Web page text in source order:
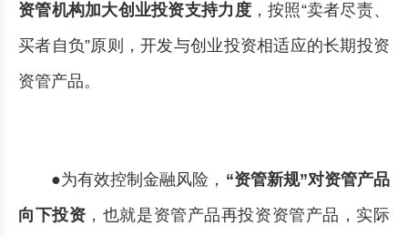
资管机构加大创业投资支持力度，按照“卖者尽责、
买者自负”原则，开发与创业投资相适应的长期投资
资管产品。
●为有效控制金融风险， “资管新规”对资管产品
向下投资 ，也就是资管产品再投资资管产品，实际